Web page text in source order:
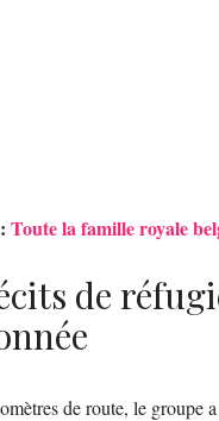
Toute la famille royale
de
de route, le groupe